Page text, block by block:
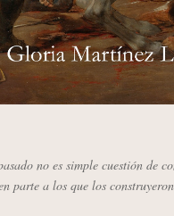
no es simple cuestión de
parte a los que los